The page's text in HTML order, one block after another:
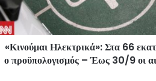
«Κινούμαι Ηλεκτρικά»: Στα 66
ο προϋπολογισμός – Έως 30/9 οι